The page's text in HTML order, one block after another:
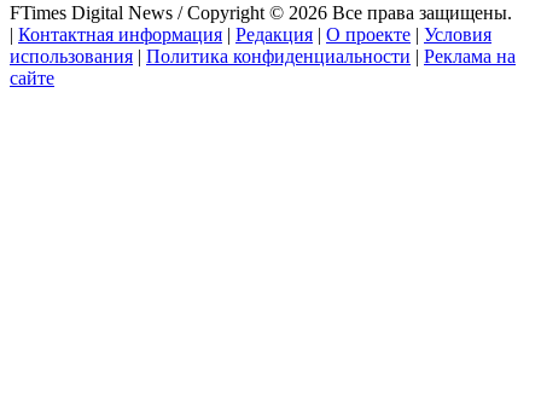
FTimes Digital News / Copyright © 2026 Все права защищены.
| Контактная информация | Редакция | О проекте | Условия
использования | Политика конфиденциальности | Реклама на
сайте